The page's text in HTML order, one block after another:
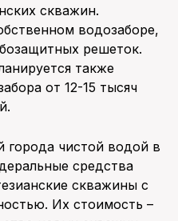
скважин.
водозаборе,
решеток.
также
от 12-15 тысяч
города чистой водой в
средства
скважины с
Их стоимость –